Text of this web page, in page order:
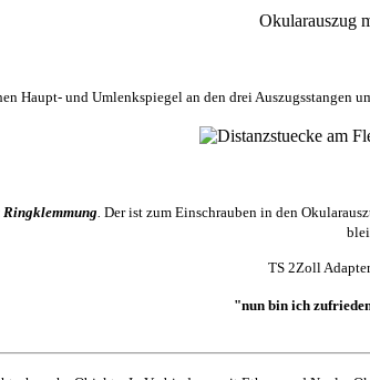
Haupt- und Umlenkspiegel an den drei
Der ist zum Einschrauben in den
"nun bin ich